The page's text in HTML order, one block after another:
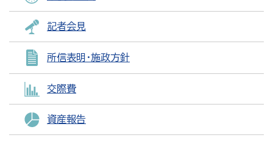
記者会見
所信表明・施政方針
交際費
資産報告